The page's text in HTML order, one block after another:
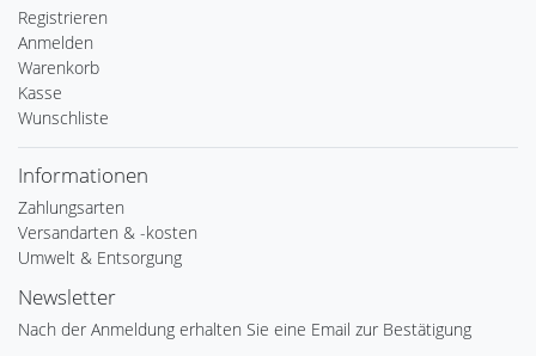
Registrieren
Anmelden
Warenkorb
Kasse
Wunschliste
Informationen
Zahlungsarten
Versandarten & -kosten
Umwelt & Entsorgung
Newsletter
Nach der Anmeldung erhalten Sie eine Email zur Bestätigung